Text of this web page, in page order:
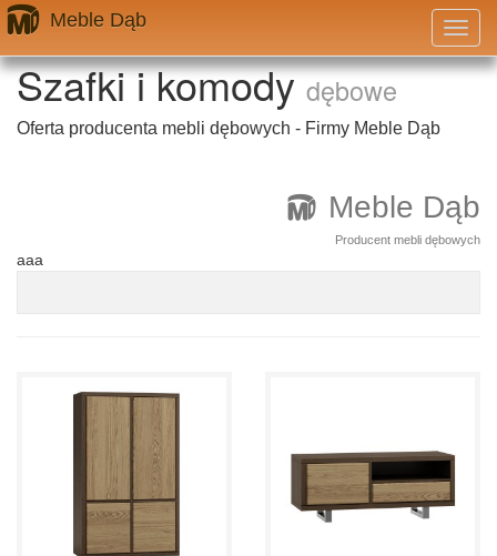
Meble Dąb
Szafki i komodydębowe
Oferta producenta mebli dębowych - Firmy Meble Dąb
Meble Dąb
Producent mebli dębowych
aaa